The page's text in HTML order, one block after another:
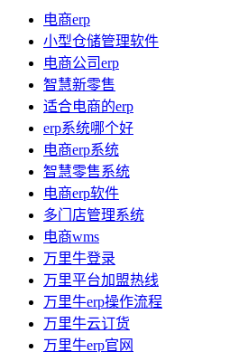
电商erp
小型仓储管理软件
电商公司erp
智慧新零售
适合电商的erp
erp系统哪个好
电商erp系统
智慧零售系统
电商erp软件
多门店管理系统
电商wms
万里牛登录
万里平台加盟热线
万里牛erp操作流程
万里牛云订货
万里牛erp官网